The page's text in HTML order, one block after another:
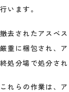
行います。
撤去されたアスベ
厳重に梱包され、
終処分場で処分され
これらの作業は、